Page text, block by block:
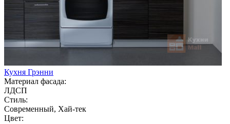
Кухня Грэнни
Материал фасада:
ЛДСП
Стиль:
Современный, Хай-тек
Цвет: